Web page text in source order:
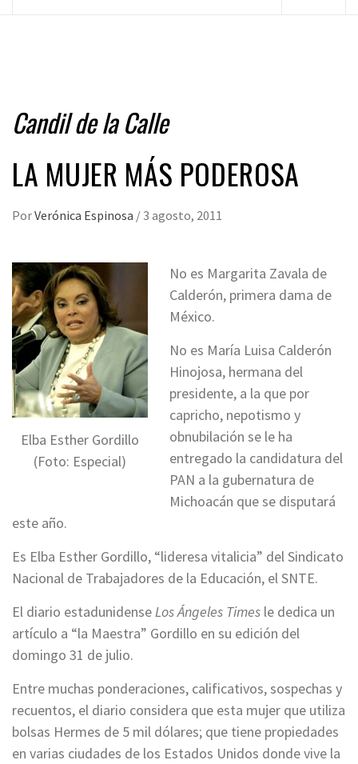
Candil de la Calle
LA MUJER MÁS PODEROSA
PorVerónica Espinosa / 3 agosto, 2011
Elba Esther Gordillo
(Foto: Especial)
No es Margarita Zavala de
Calderón, primera dama de
México.
No es María Luisa Calderón
Hinojosa, hermana del
presidente, a la que por
capricho, nepotismo y
obnubilación se le ha
entregado la candidatura del
PAN a la gubernatura de
Michoacán que se disputará
este año.
Es Elba Esther Gordillo, “lideresa vitalicia” del Sindicato
Nacional de Trabajadores de la Educación, el SNTE.
El diario estadunidenseLos Ángeles Times le dedica un
artículo a “la Maestra” Gordillo en su edición del
domingo 31 de julio.
Entre muchas ponderaciones, calificativos, sospechas y
recuentos, el diario considera que esta mujer que utiliza
bolsas Hermes de 5 mil dólares; que tiene propiedades
en varias ciudades de los Estados Unidos donde vive la